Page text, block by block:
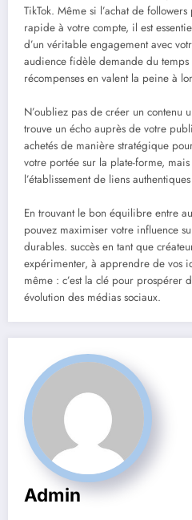
TikTok. Même si l’achat de
rapide à votre compte, il est
d’un véritable engagement avec
audience fidèle demande du temps
récompenses en valent la peine à
N’oubliez pas de créer un contenu
trouve un écho auprès de votre
achetés de manière stratégique
votre portée sur la plate-forme,
l’établissement de liens
En trouvant le bon équilibre entre
pouvez maximiser votre influence
durables. succès en tant que
expérimenter, à apprendre de vos
même : c’est la clé pour prospérer
évolution des médias sociaux.
Admin